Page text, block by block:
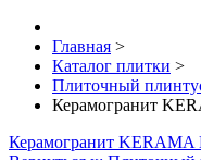
Главная >
Каталог плитки >
Плиточный
Керамогранит
Керамогранит KERAMA